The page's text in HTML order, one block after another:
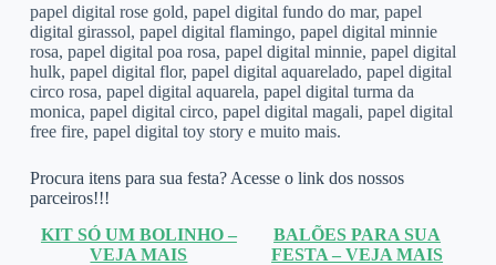
papel digital rose gold, papel digital fundo do mar, papel
digital girassol, papel digital flamingo, papel digital minnie
rosa, papel digital poa rosa, papel digital minnie, papel digital
hulk, papel digital flor, papel digital aquarelado, papel digital
circo rosa, papel digital aquarela, papel digital turma da
monica, papel digital circo, papel digital magali, papel digital
free fire, papel digital toy story e muito mais.
Procura itens para sua festa? Acesse o link dos nossos
parceiros!!!
KIT SÓ UM BOLINHO –
VEJA MAIS
BALÕES PARA SUA
FESTA – VEJA MAIS